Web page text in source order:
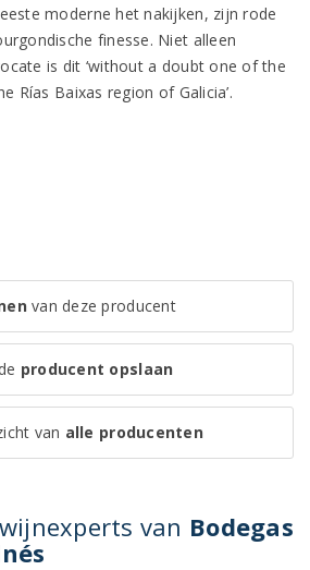
moderne het nakijken, zijn rode
finesse. Niet alleen
is dit ‘without a doubt one of the
Rías Baixas region of Galicia’.
van deze producent
producent opslaan
van alle producenten
van Bodegas